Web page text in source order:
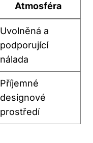
Atmosféra
Uvolněná a
podporující
nálada
Příjemné
designové
prostředí